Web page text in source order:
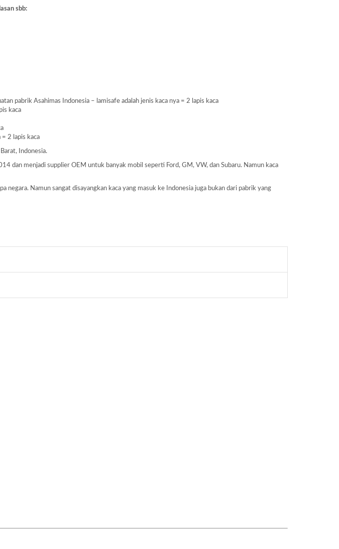
sbb:
pabrik Asahimas Indonesia – lamisafe adalah jenis kaca nya = 2 lapis kaca
kaca
= 2 lapis kaca
Indonesia.
dan menjadi supplier OEM untuk banyak mobil seperti Ford, GM, VW, dan Subaru. Namun kaca
negara. Namun sangat disayangkan kaca yang masuk ke Indonesia juga bukan dari pabrik yang